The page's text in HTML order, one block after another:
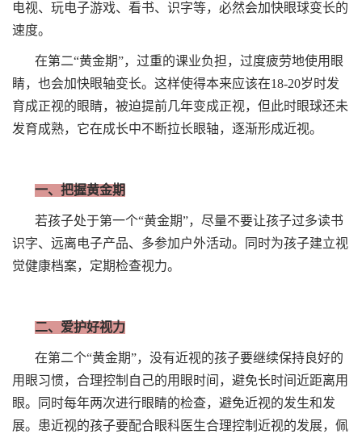
电视、玩电子游戏、看书、识字等，必然会加快眼球变长的
速度。
在第二“黄金期”，过重的课业负担，过度疲劳地使用眼
睛，也会加快眼轴变长。这样使得本来应该在18-20岁时发
育成正视的眼睛，被迫提前几年变成正视，但此时眼球还未
发育成熟，它在成长中不断拉长眼轴，逐渐形成近视。
一、把握黄金期
若孩子处于第一个“黄金期”，尽量不要让孩子过多读书
识字、远离电子产品、多参加户外活动。同时为孩子建立视
觉健康档案，定期检查视力。
二、爱护好视力
在第二个“黄金期”，没有近视的孩子要继续保持良好的
用眼习惯，合理控制自己的用眼时间，避免长时间近距离用
眼。同时每年两次进行眼睛的检查，避免近视的发生和发
展。患近视的孩子要配合眼科医生合理控制近视的发展，佩